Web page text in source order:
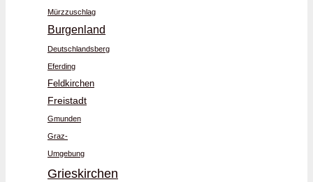
Mürzzuschlag
Burgenland
Deutschlandsberg
Eferding
Feldkirchen
Freistadt
Gmunden
Graz-
Umgebung
Grieskirchen